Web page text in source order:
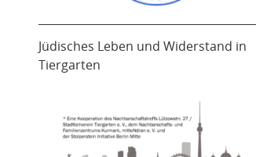
Jüdisches Leben und Widerstand in
Tiergarten